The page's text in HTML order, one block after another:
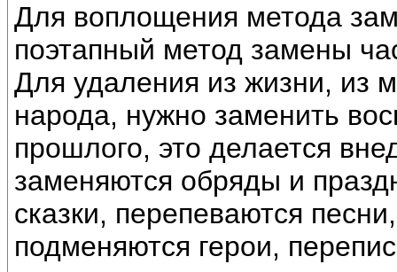
Для воплощения метода
поэтапный метод замены
Для удаления из жизни, из
народа, нужно заменить
прошлого, это делается
заменяются обряды и
сказки, перепеваются
подменяются герои,